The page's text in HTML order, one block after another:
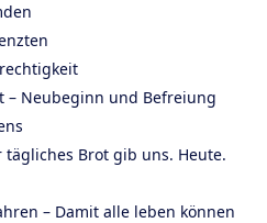
– Neubeginn und Befreiung
tägliches Brot gib uns. Heute.
– Damit alle leben können